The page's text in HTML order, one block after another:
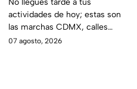
bloqueo en Canela y Eje
3 Sur, colonia Granjas
México
No llegues tarde a tus
actividades de hoy; estas son
las marchas CDMX, calles
cerradas y bloqueos que
07 agosto, 2026